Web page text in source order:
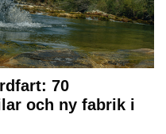
70
och ny fabrik i